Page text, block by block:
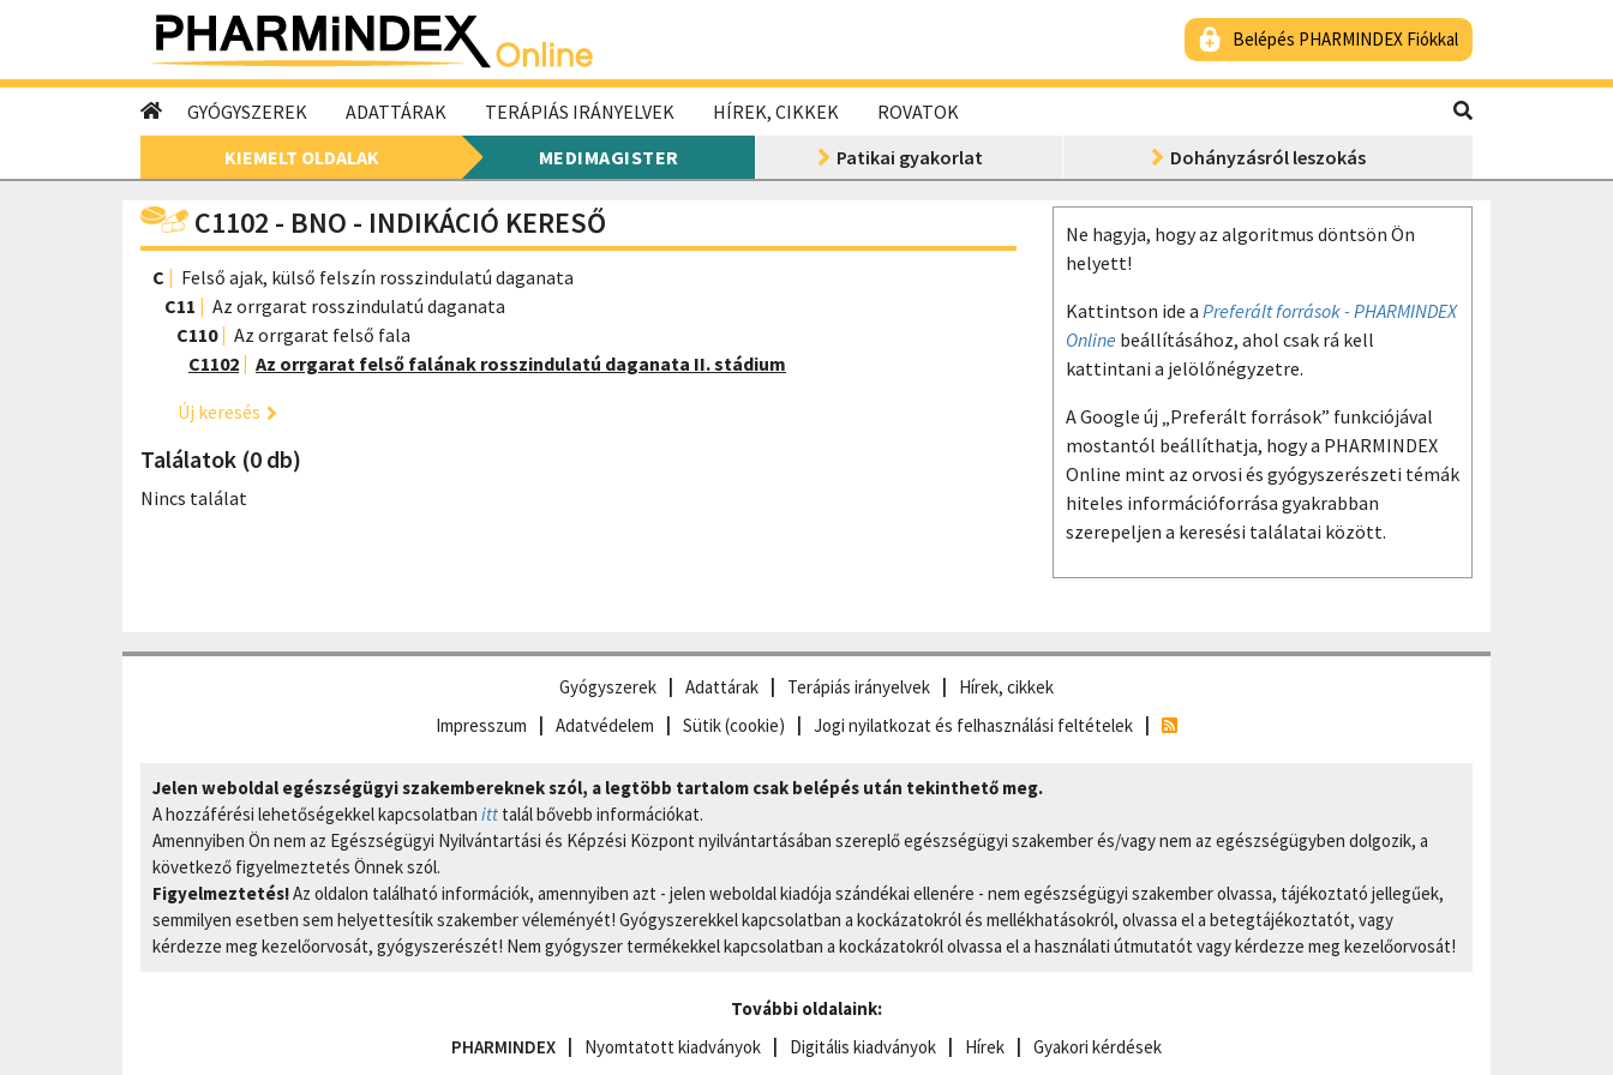
Belépés PHARMINDEX Fiókkal
GYÓGYSZEREK ADATTÁRAK TERÁPIÁS IRÁNYELVEK HÍREK, CIKKEK
ROVATOK
KIEMELT OLDALAK
MEDIMAGISTER Patikai gyakorlat Dohányzásról leszokás
C1102 - BNO - INDIKÁCIÓ KERESŐ
C
Felső ajak, külső felszín rosszindulatú daganata
C11
Az orrgarat rosszindulatú daganata
C110
Az orrgarat felső fala
C1102
Az orrgarat felső falának rosszindulatú daganata II. stádium
Új keresés
Találatok (0 db)
Nincs találat
Ne hagyja, hogy az algoritmus döntsön Ön
helyett!
Kattintson ide a Preferált források - PHARMINDEX
Online beállításához, ahol csak rá kell
kattintani a jelölőnégyzetre.
A Google új „Preferált források” funkciójával
mostantól beállíthatja, hogy a PHARMINDEX
Online mint az orvosi és gyógyszerészeti témák
hiteles információforrása gyakrabban
szerepeljen a keresési találatai között.
Gyógyszerek Adattárak Terápiás irányelvek
Hírek, cikkek
Impresszum
Adatvédelem Sütik (cookie) Jogi nyilatkozat és felhasználási feltételek
Jelen weboldal egészségügyi szakembereknek szól, a legtöbb tartalom csak belépés után tekinthető meg.
A hozzáférési lehetőségekkel kapcsolatban itt talál bővebb információkat.
Amennyiben Ön nem az Egészségügyi Nyilvántartási és Képzési Központ nyilvántartásában szereplő egészségügyi szakember és/vagy nem az egészségügyben dolgozik, a
következő figyelmeztetés Önnek szól.
Figyelmeztetés!Az oldalon található információk, amennyiben azt - jelen weboldal kiadója szándékai ellenére - nem egészségügyi szakember olvassa, tájékoztató jellegűek,
semmilyen esetben sem helyettesítik szakember véleményét! Gyógyszerekkel kapcsolatban a kockázatokról és mellékhatásokról, olvassa el a betegtájékoztatót, vagy
kérdezze meg kezelőorvosát, gyógyszerészét! Nem gyógyszer termékekkel kapcsolatban a kockázatokról olvassa el a használati útmutatót vagy kérdezze meg kezelőorvosát!
További oldalaink:
PHARMINDEX
Nyomtatott kiadványok Digitális kiadványok Hírek Gyakori kérdések